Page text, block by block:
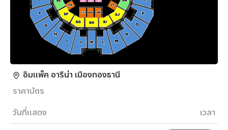
อิมแพ็ค อารีน่า เมืองทองธานี
ราคาบัตร
วันที่แสดง
เวลา